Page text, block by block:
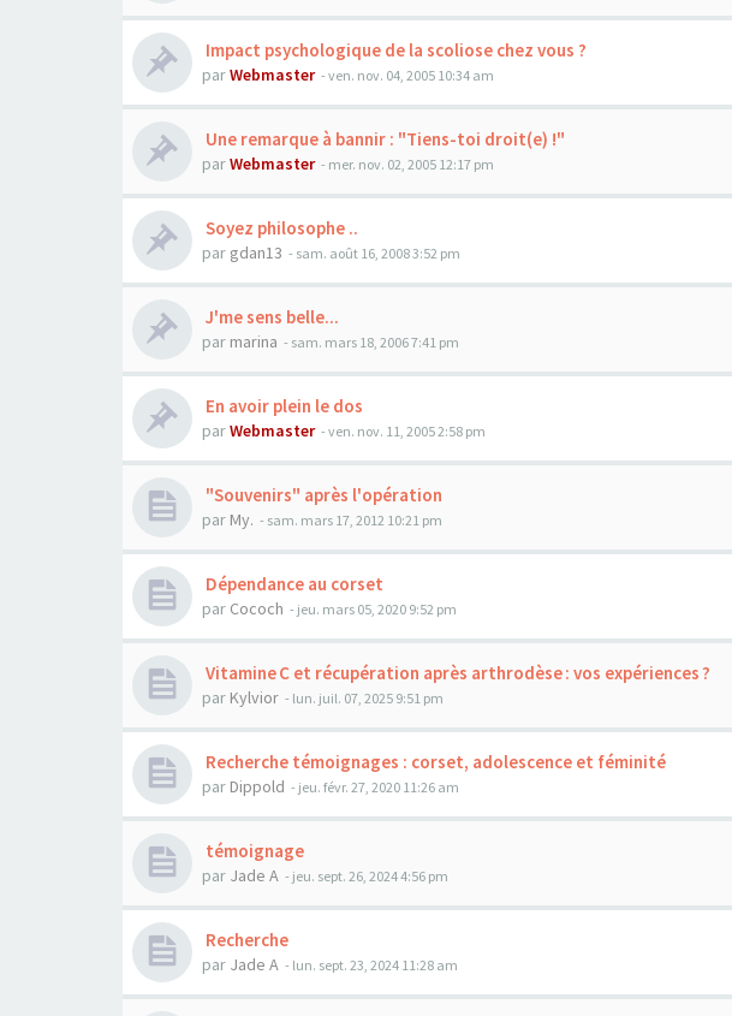
Impact psychologique de la scoliose chez vous ?
parWebmaster - ven. nov. 04, 2005 10:34 am
Une remarque à bannir : "Tiens-toi droit(e) !"
parWebmaster - mer. nov. 02, 2005 12:17 pm
Soyez philosophe ..
par gdan13 - sam. août 16, 2008 3:52 pm
J'me sens belle...
par marina - sam. mars 18, 2006 7:41 pm
En avoir plein le dos
parWebmaster - ven. nov. 11, 2005 2:58 pm
"Souvenirs" après l'opération
par My. - sam. mars 17, 2012 10:21 pm
Dépendance au corset
par Cococh - jeu. mars 05, 2020 9:52 pm
Vitamine C et récupération après arthrodèse : vos expériences ?
par Kylvior - lun. juil. 07, 2025 9:51 pm
Recherche témoignages : corset, adolescence et féminité
par Dippold - jeu. févr. 27, 2020 11:26 am
témoignage
par Jade A - jeu. sept. 26, 2024 4:56 pm
Recherche
par Jade A - lun. sept. 23, 2024 11:28 am